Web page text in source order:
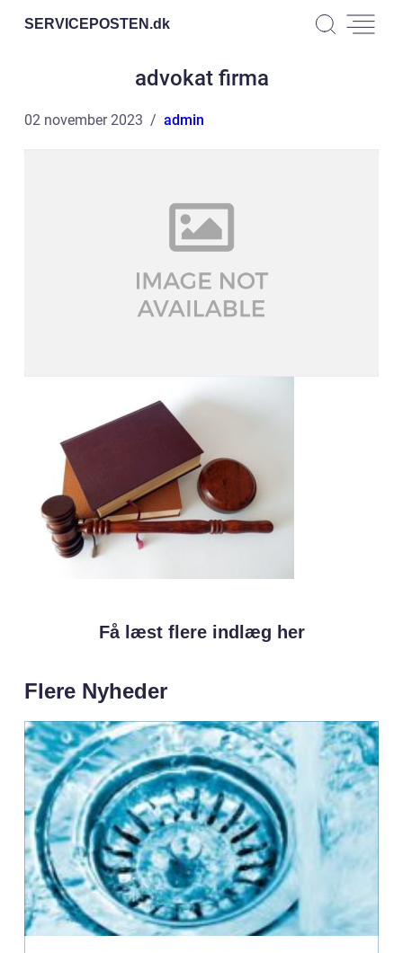
SERVICEPOSTEN.dk
advokat firma
02 november 2023 admin
Få læst flere indlæg her
Flere Nyheder